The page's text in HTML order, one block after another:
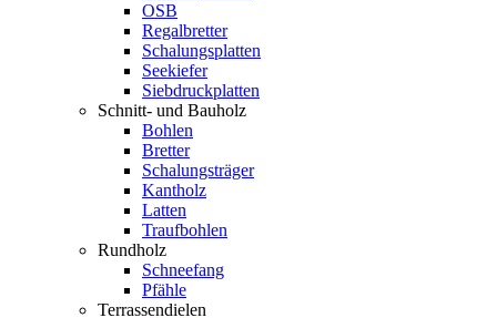
OSB
Regalbretter
Schalungsplatten
Seekiefer
Siebdruckplatten
Schnitt- und Bauholz
Bohlen
Bretter
Schalungsträger
Kantholz
Latten
Traufbohlen
Rundholz
Schneefang
Pfähle
Terrassendielen